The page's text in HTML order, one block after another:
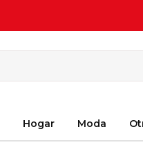
Hogar Moda